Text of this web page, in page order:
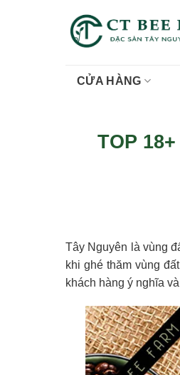
CỬA HÀNG
TOP
Tây Nguyên là vùng
khi ghé thăm vùng
khách hàng ý nghĩa